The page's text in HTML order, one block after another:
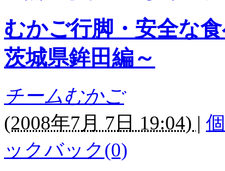
むかご行脚・安全な
茨城県鉾田編～
チームむかご
(2008年7月 7日 19:04) |
ックバック(0)